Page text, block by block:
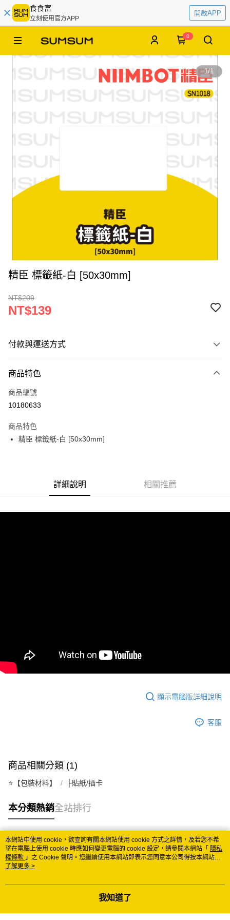
食食富
立刻使用官方APP
開啟APP
0
1/1
精臣 標籤紙-白 [50x30mm]
NT$209
NT$139
付款與運送方式
信用卡一次付款
超商取貨付款
Apple Pay
ATM付款
付款後7-11取貨
每筆NT$60
免運費
商品特色
商品編號
10180633
商品特色
精臣 標籤紙-白 [50x30mm]
詳細說明 相關推薦
顯示電腦版詳細說明
客服
商品相關分類 (1)
⭐️【包裝材料】 ├貼紙/插卡
本分類熱銷全站排行
熱門標籤
本網站中使用 cookie，欲查詢有關本網站使用 cookie 方式之詳情，及若您不希
望在電腦上使用 cookie 時應如何變更電腦的 cookie 設定，請參閱本網站「 隱私
權條款 」之 Cookie 聲明。您繼續使用本網站即表示您同意本公司得按本網站使
用條款之 Cookie 聲明使用 cookie。
了解更多 >
我知道了